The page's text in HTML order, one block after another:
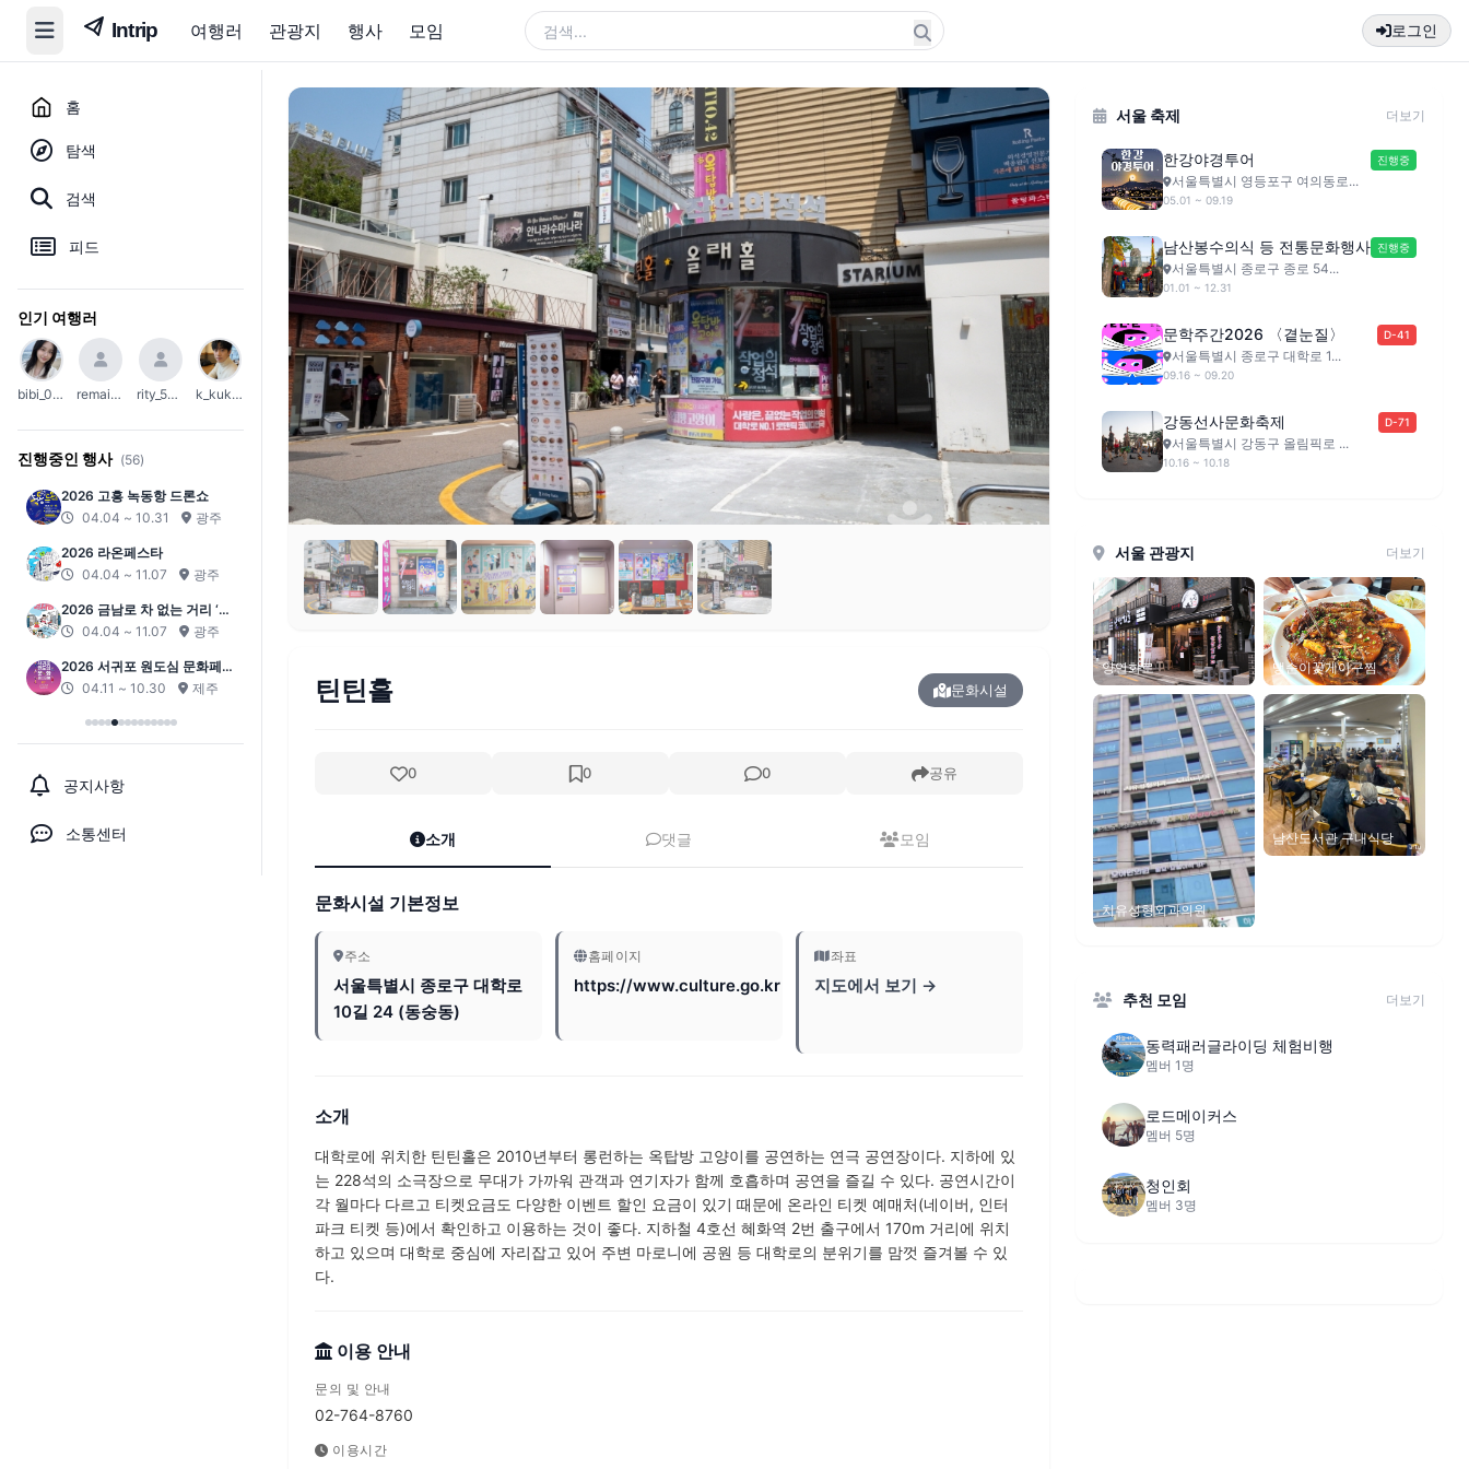
여행러 관광지 행사 모임 로그인
홈
탐색
검색
피드
인기 여행러
bibi_0203 remain_45 rity_5004 k_kuko1111
진행중인 행사 (56)
2026 고흥 녹동항 드론쇼
04.04 ~ 10.31
광주
2026 라온페스타
04.04 ~ 11.07
광주
2026 금남로 차 없는 거리 ‘걷
자잉’04.04 ~ 11.07 광주
2026 서귀포 원도심 문화페스
티벌04.11 ~ 10.30 제주
공지사항
소통센터
틴틴홀 문화시설
0 0 0 공유
소개 댓글 모임
문화시설 기본정보
주소
서울특별시 종로구 대학로
10길 24 (동숭동)
홈페이지
https://www.culture.go.kr
좌표
지도에서 보기 →
소개
대학로에 위치한 틴틴홀은 2010년부터 롱런하는 옥탑방 고양이를 공연하는 연극 공연장이다. 지하에 있
는 228석의 소극장으로 무대가 가까워 관객과 연기자가 함께 호흡하며 공연을 즐길 수 있다. 공연시간이
각 월마다 다르고 티켓요금도 다양한 이벤트 할인 요금이 있기 때문에 온라인 티켓 예매처(네이버, 인터
파크 티켓 등)에서 확인하고 이용하는 것이 좋다. 지하철 4호선 혜화역 2번 출구에서 170m 거리에 위치
하고 있으며 대학로 중심에 자리잡고 있어 주변 마로니에 공원 등 대학로의 분위기를 맘껏 즐겨볼 수 있
다.
이용 안내
문의 및 안내
02-764-8760
이용시간
서울 축제 더보기
한강야경투어 진행중
서울특별시 영등포구 여의동로...
05.01 ~ 09.19
남산봉수의식 등 전통문화행사 진행중
서울특별시 종로구 종로 54...
01.01 ~ 12.31
문학주간2026 〈곁눈질〉 D-41
서울특별시 종로구 대학로 1...
09.16 ~ 09.20
강동선사문화축제 D-71
서울특별시 강동구 올림픽로 ...
10.16 ~ 10.18
서울 관광지 더보기
양연화로 맹순이꽃게아구찜
치유성형외과의원
남산도서관 구내식당
추천 모임 더보기
동력패러글라이딩 체험비행
멤버 1명
로드메이커스
멤버 5명
청인회
멤버 3명